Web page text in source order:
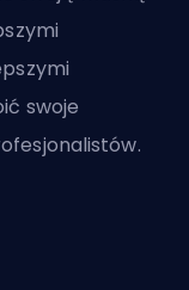
swoje